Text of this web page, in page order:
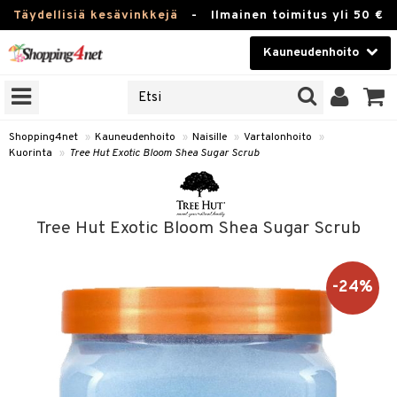
Täydellisiä kesävinkkejä - Ilmainen toimitus yli 50 €
Kauneudenhoito
Kauneudenhoito
Piilolinssit
Fitness
Lelut, Lapsi & Vauva
Tuotemerkkejä
Kampanjat
Shopping4net » Kauneudenhoito » Naisille » Vartalonhoito
»
Kuorinta
» Tree Hut Exotic Bloom Shea Sugar Scrub
Tree Hut Exotic Bloom Shea Sugar Scrub
-24%
/ Kammat
tuotteet